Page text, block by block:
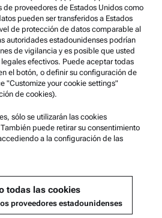
de proveedores de Estados Unidos como
pueden ser transferidos a Estados
de protección de datos comparable al
autoridades estadounidenses podrían
de vigilancia y es posible que usted
efectivos. Puede aceptar todas
el botón, o definir su configuración de
"Customize your cookie settings"
de cookies).
sólo se utilizarán las cookies
puede retirar su consentimiento
a la configuración de las
todas las cookies
proveedores estadounidenses